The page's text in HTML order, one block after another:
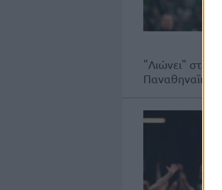
"Λιώνει" στους
Παναθηναϊκού.